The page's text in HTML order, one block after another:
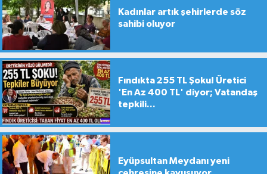
Kadınlar artık şehirlerde söz
sahibi oluyor
Fındıkta 255 TL Şoku! Üretici
'En Az 400 TL' diyor; Vatandaş
tepkili...
Eyüpsultan Meydanı yeni